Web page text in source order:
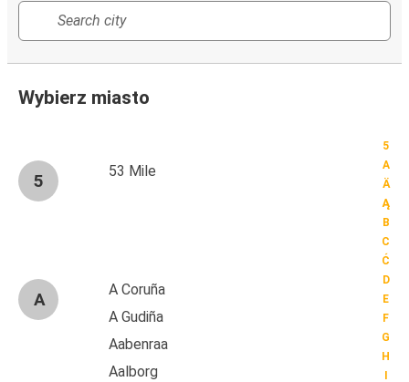
Wybierz miasto
5
A
Ä
Ą
B
C
Ć
D
E
F
G
H
5
53 Mile
A
A Coruña
A Gudiña
Aabenraa
Aalborg